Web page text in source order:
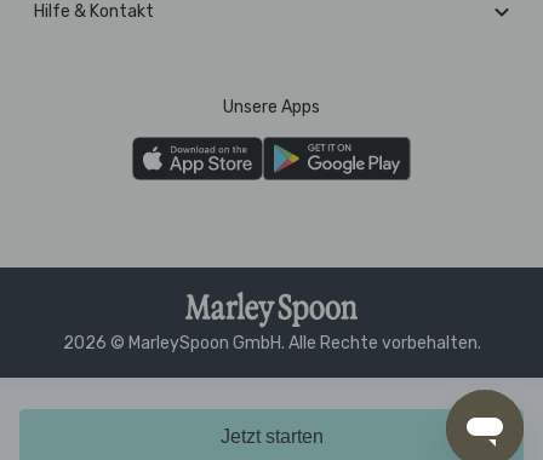
Jetzt starten
Hilfe & Kontakt
Unsere Apps
2026 © MarleySpoon GmbH. Alle Rechte vorbehalten.